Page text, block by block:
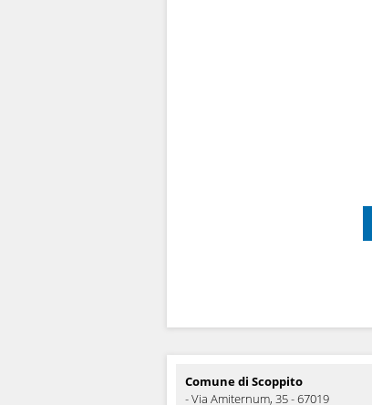
Comune di Scoppito
- Via Amiternum, 35 - 67019